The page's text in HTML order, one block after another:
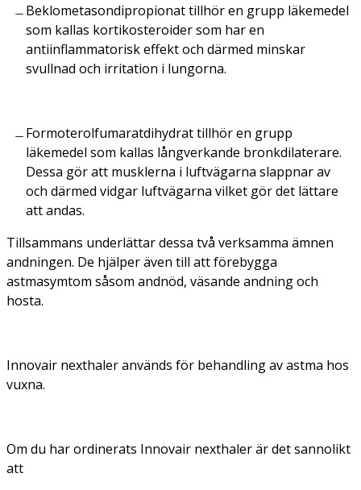
Beklometasondipropionat tillhör en grupp läkemedel
som kallas kortikosteroider som har en
antiinflammatorisk effekt och därmed minskar
svullnad och irritation i lungorna.
Formoterolfumaratdihydrat tillhör en grupp
läkemedel som kallas långverkande bronkdilaterare.
Dessa gör att musklerna i luftvägarna slappnar av
och därmed vidgar luftvägarna vilket gör det lättare
att andas.
Tillsammans underlättar dessa två verksamma ämnen
andningen. De hjälper även till att förebygga
astmasymtom såsom andnöd, väsande andning och
hosta.
Innovair nexthaler används för behandling av astma hos
vuxna.
Om du har ordinerats Innovair nexthaler är det sannolikt
att